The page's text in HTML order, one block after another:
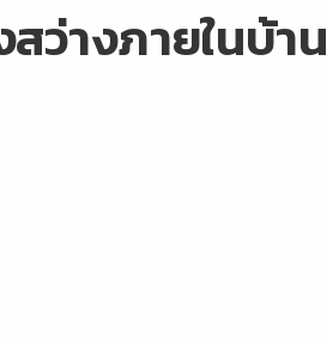
ว่างภายในบ้าน